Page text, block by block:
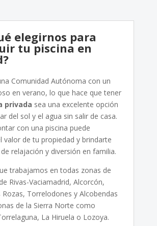
elegirnos para
tu piscina en
Comunidad Autónoma con un
en verano, lo que hace que tener
privada sea una excelente opción
del sol y el agua sin salir de casa.
con una piscina puede
valor de tu propiedad y brindarte
relajación y diversión en familia.
trabajamos en todas zonas de
Rivas-Vaciamadrid, Alcorcón,
Rozas, Torrelodones y Alcobendas
de la Sierra Norte como
La Hiruela o Lozoya.